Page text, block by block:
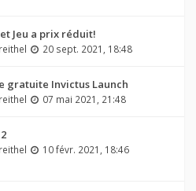
Jeu a prix réduit!
20 sept. 2021, 18:48
gratuite Invictus Launch
07 mai 2021, 21:48
10 févr. 2021, 18:46